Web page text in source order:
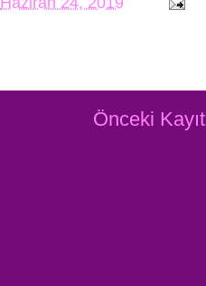
Önceki Kayıt